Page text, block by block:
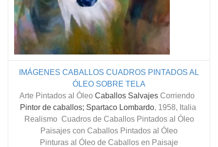
IMÁGENES CABALLOS CUADROS PINTADOS AL
ÓLEO SOBRE TELA
Arte Pintados al Óleo Caballos Salvajes Corriendo
Pintor de caballos; Spartaco Lombardo, 1958, Italia
Realismo Cuadros de Caballos Pintados al Óleo
Paisajes con Caballos Pintados al Óleo
Pinturas al Óleo de Caballos en Paisaje